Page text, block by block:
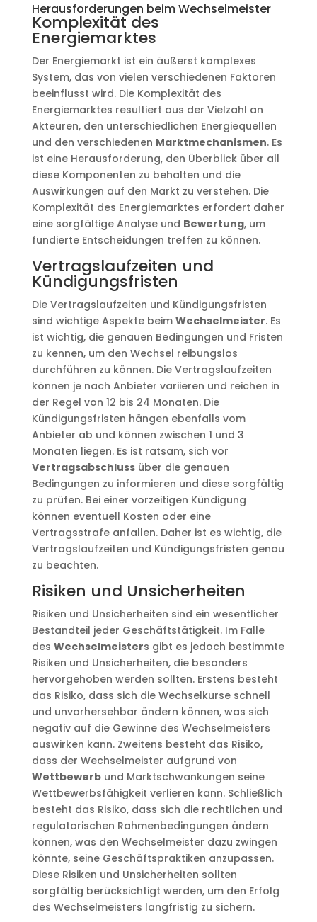
Herausforderungen beim Wechselmeister
Komplexität des
Energiemarktes
Der Energiemarkt ist ein äußerst komplexes
System, das von vielen verschiedenen Faktoren
beeinflusst wird. Die Komplexität des
Energiemarktes resultiert aus der Vielzahl an
Akteuren, den unterschiedlichen Energiequellen
und den verschiedenen Marktmechanismen. Es
ist eine Herausforderung, den Überblick über all
diese Komponenten zu behalten und die
Auswirkungen auf den Markt zu verstehen. Die
Komplexität des Energiemarktes erfordert daher
eine sorgfältige Analyse und Bewertung, um
fundierte Entscheidungen treffen zu können.
Vertragslaufzeiten und
Kündigungsfristen
Die Vertragslaufzeiten und Kündigungsfristen
sind wichtige Aspekte beim Wechselmeister. Es
ist wichtig, die genauen Bedingungen und Fristen
zu kennen, um den Wechsel reibungslos
durchführen zu können. Die Vertragslaufzeiten
können je nach Anbieter variieren und reichen in
der Regel von 12 bis 24 Monaten. Die
Kündigungsfristen hängen ebenfalls vom
Anbieter ab und können zwischen 1 und 3
Monaten liegen. Es ist ratsam, sich vor
Vertragsabschlussüber die genauen
Bedingungen zu informieren und diese sorgfältig
zu prüfen. Bei einer vorzeitigen Kündigung
können eventuell Kosten oder eine
Vertragsstrafe anfallen. Daher ist es wichtig, die
Vertragslaufzeiten und Kündigungsfristen genau
zu beachten.
Risiken und Unsicherheiten
Risiken und Unsicherheiten sind ein wesentlicher
Bestandteil jeder Geschäftstätigkeit. Im Falle
des Wechselmeisters gibt es jedoch bestimmte
Risiken und Unsicherheiten, die besonders
hervorgehoben werden sollten. Erstens besteht
das Risiko, dass sich die Wechselkurse schnell
und unvorhersehbar ändern können, was sich
negativ auf die Gewinne des Wechselmeisters
auswirken kann. Zweitens besteht das Risiko,
dass der Wechselmeister aufgrund von
Wettbewerbund Marktschwankungen seine
Wettbewerbsfähigkeit verlieren kann. Schließlich
besteht das Risiko, dass sich die rechtlichen und
regulatorischen Rahmenbedingungen ändern
können, was den Wechselmeister dazu zwingen
könnte, seine Geschäftspraktiken anzupassen.
Diese Risiken und Unsicherheiten sollten
sorgfältig berücksichtigt werden, um den Erfolg
des Wechselmeisters langfristig zu sichern.